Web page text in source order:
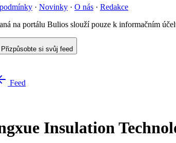
· Novinky · O nás · Redakce
na portálu Bulios slouží pouze k informačním
Přizpůsobte si svůj feed
Feed
Insulation